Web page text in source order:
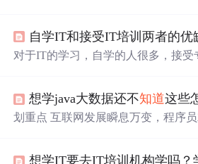
家总结在学习IT技术前，程序员不得
对你有帮助：1、你能吃苦吗？为什
者大事通宵也不是不可能，华为加班
自学IT和接受IT培训两者的优
对于IT的学习，自学的人很多，接受
学习的?没有超强的自律，你可能很
么参加IT培训呢?参加培训的最大的
培训确实有点“烧钱”，少则万把块，
想学java大数据还不知道这些
划重点 互联网发展瞬息万变，程序员就是用一行行代码改
为大家总结在学习IT技术前，程序员